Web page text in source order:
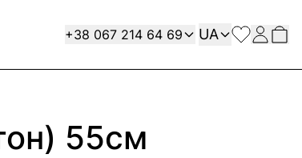
Contact
+38 067 214 64 69 Мова
UA
55см